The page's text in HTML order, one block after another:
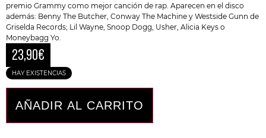
premio Grammy como mejor canción de rap. Aparecen en el disco
además: Benny The Butcher, Conway The Machine y Westside Gunn de
Griselda Records; Lil Wayne, Snoop Dogg, Usher, Alicia Keys o
Moneybagg Yo.
23,90€
HAY EXISTENCIAS
AÑADIR AL CARRITO